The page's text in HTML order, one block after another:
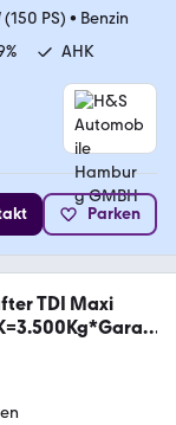
(150 PS) • Benzin
AHK
Parken
TDI Maxi